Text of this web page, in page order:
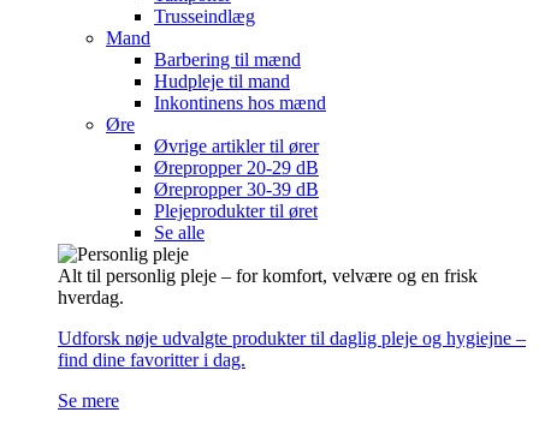
Trusseindlæg
Mand
Barbering til mænd
Hudpleje til mand
Inkontinens hos mænd
Øre
Øvrige artikler til ører
Ørepropper 20-29 dB
Ørepropper 30-39 dB
Plejeprodukter til øret
Se alle
Alt til personlig pleje – for komfort, velvære og en frisk
hverdag.
Udforsk nøje udvalgte produkter til daglig pleje og hygiejne –
find dine favoritter i dag.
Se mere